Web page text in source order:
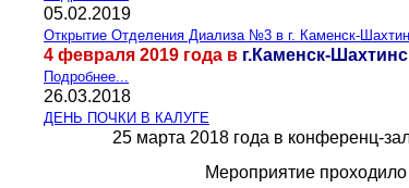
05.02.2019
Открытие Отделения Диализа №3 в г. Каменск-
4 февраля 2019 года в г.Каменск-
Подробнее...
26.03.2018
ДЕНЬ ПОЧКИ В КАЛУГЕ
25 марта 2018 года в конференц-
Мероприятие